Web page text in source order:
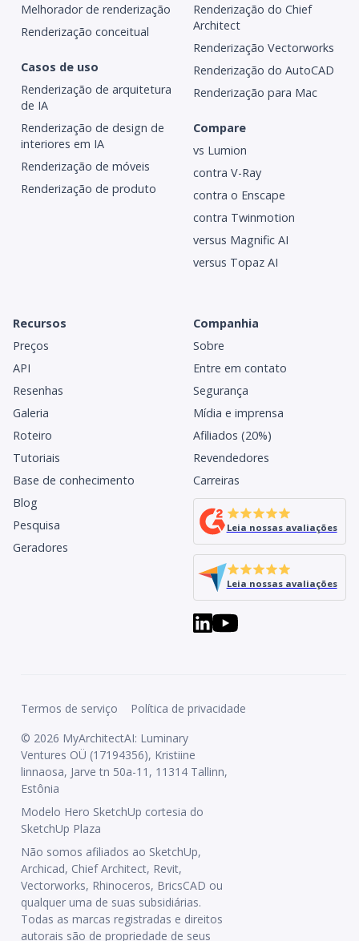
Melhorador de renderização
Renderização conceitual
Casos de uso
Renderização de arquitetura
de IA
Renderização de design de
interiores em IA
Renderização de móveis
Renderização de produto
Renderização do Chief
Architect
Renderização Vectorworks
Renderização do AutoCAD
Renderização para Mac
Compare
vs Lumion
contra V-Ray
contra o Enscape
contra Twinmotion
versus Magnific AI
versus Topaz AI
Recursos
Preços
API
Resenhas
Galeria
Roteiro
Tutoriais
Base de conhecimento
Blog
Pesquisa
Geradores
Companhia
Sobre
Entre em contato
Segurança
Mídia e imprensa
Afiliados (20%)
Revendedores
Carreiras
Leia nossas avaliações
Leia nossas avaliações
© 2026 MyArchitectAI: Luminary
Ventures OÜ (17194356), Kristiine
linnaosa, Jarve tn 50a-11, 11314 Tallinn,
Estônia
Modelo Hero SketchUp cortesia do
SketchUp Plaza
Não somos afiliados ao SketchUp,
Archicad, Chief Architect, Revit,
Vectorworks, Rhinoceros, BricsCAD ou
qualquer uma de suas subsidiárias.
Todas as marcas registradas e direitos
autorais são de propriedade de seus
Termos de serviço Política de privacidade